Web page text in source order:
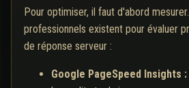
Pour optimiser, il faut d'abord
professionnels existent pour évaluer
de réponse serveur :
Google PageSpeed Insights :